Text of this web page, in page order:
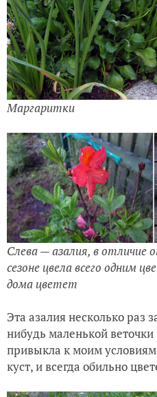
Маргаритки
Слева — азалия, в отличие
сезоне цвела всего одним
дома цветет
Эта азалия несколько раз
нибудь маленькой
привыкла к моим
куст, и всегда обильно